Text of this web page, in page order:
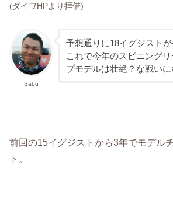
(ダイワHPより拝借)
Sabu
予想通りに18イグジストが
これで今年のスピニング
プモデルは壮絶？な戦いに
前回の15イグジストから3年でモデル
ト。